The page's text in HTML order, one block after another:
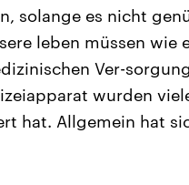
solange es nicht
leben müssen wie
Ver-
wurden
hat. Allgemein hat